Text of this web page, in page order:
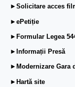
►Solicitare acces
►ePetiție
►Formular Legea
►Informații Presă
►Modernizare Gara
►Hartă site